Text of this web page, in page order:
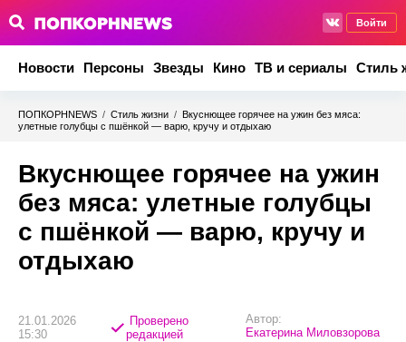
Войти
Новости Персоны Звезды Кино ТВ и сериалы Стиль
ПОПКОРНNEWS / Стиль жизни / Вкуснющее горячее на ужин без мяса:
улетные голубцы с пшёнкой — варю, кручу и отдыхаю
Вкуснющее горячее на ужин
без мяса: улетные голубцы
с пшёнкой — варю, кручу и
отдыхаю
21.01.2026
15:30
Проверено
редакцией
Автор:
Екатерина Миловзорова